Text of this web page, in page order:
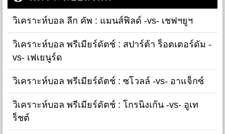
วิเคราะห์บอล ลีก คัพ : แมนส์ฟิลด์ -vs- เชฟฯยูฯ
วิเคราะห์บอล พรีเมียร์ดัตช์ : สปาร์ต้า ร็อตเตอร์ดัม -
vs- เฟเยนูร์ด
วิเคราะห์บอล พรีเมียร์ดัตช์ : ซโวลล์ -vs- อาแจ็กซ์
วิเคราะห์บอล พรีเมียร์ดัตช์ : โกรนิงเก้น -vs- อูเท
ร็ชต์